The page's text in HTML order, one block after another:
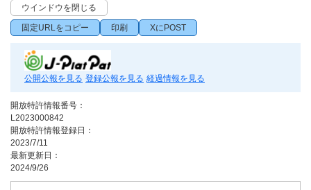
ウインドウを閉じる
固定URLをコピー 印刷 XにPOST
公開公報を見る 登録公報を見る 経過情報を見る
開放特許情報番号：
L2023000842
開放特許情報登録日：
2023/7/11
最新更新日：
2024/9/26